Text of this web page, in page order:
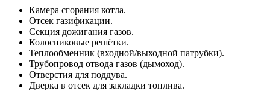
Камера сгорания котла.
Отсек газификации.
Секция дожигания газов.
Колосниковые решётки.
Теплообменник (входной/выходной патрубки).
Трубопровод отвода газов (дымоход).
Отверстия для поддува.
Дверка в отсек для закладки топлива.